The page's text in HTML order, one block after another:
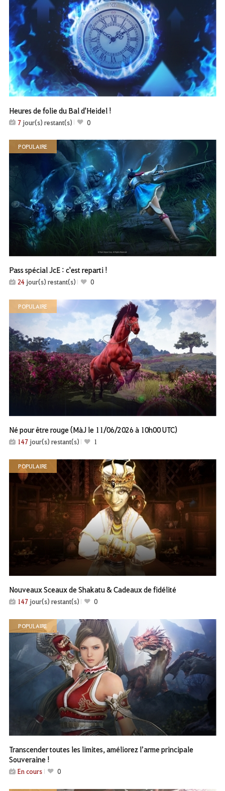
Heures de folie du Bal d'Heidel !
7 jour(s) restant(s) 0
POPULAIRE
Pass spécial JcE : c'est reparti !
24 jour(s) restant(s) 0
POPULAIRE
Né pour être rouge (MàJ le 11/06/2026 à 10h00 UTC)
147 jour(s) restant(s) 1
POPULAIRE
Nouveaux Sceaux de Shakatu & Cadeaux de fidélité
147 jour(s) restant(s) 0
POPULAIRE
Transcender toutes les limites, améliorez l’arme principale
Souveraine !
En cours 0